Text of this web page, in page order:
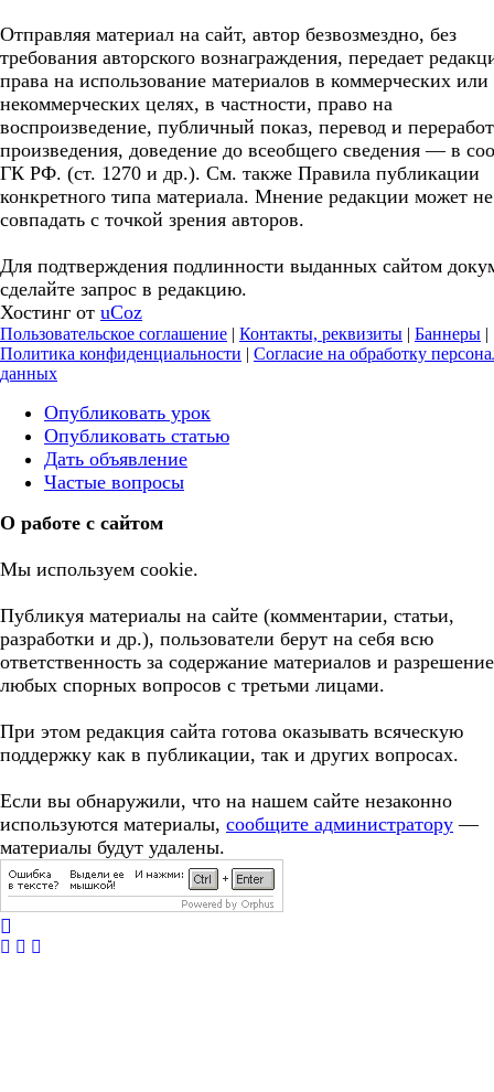
Отправляя материал на сайт, автор безвозмездно, без
требования авторского вознаграждения, передает
права на использование материалов в коммерческих или
некоммерческих целях, в частности, право на
воспроизведение, публичный показ, перевод и
произведения, доведение до всеобщего сведения — в
ГК РФ. (ст. 1270 и др.). См. также Правила публикации
конкретного типа материала. Мнение редакции может не
совпадать с точкой зрения авторов.
Для подтверждения подлинности выданных сайтом
сделайте запрос в редакцию.
Хостинг от uCoz
Пользовательское соглашение | Контакты, реквизиты | Баннеры |
Политика конфиденциальности | Согласие на обработку
данных
Опубликовать урок
Опубликовать статью
Дать объявление
Частые вопросы
О работе с сайтом
Мы используем cookie.
Публикуя материалы на сайте (комментарии, статьи,
разработки и др.), пользователи берут на себя всю
ответственность за содержание материалов и разрешение
любых спорных вопросов с третьми лицами.
При этом редакция сайта готова оказывать всяческую
поддержку как в публикации, так и других вопросах.
Если вы обнаружили, что на нашем сайте незаконно
используются материалы, сообщите администратору —
материалы будут удалены.